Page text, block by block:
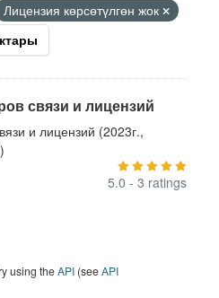
Лицензия көрсөтүлгөн жок
связи и лицензий
и лицензий (2023г.,
5.0 - 3 ratings
using theAPI (seeAPI